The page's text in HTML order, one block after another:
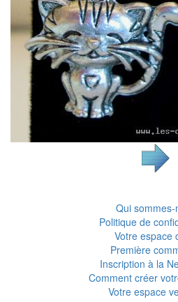
Qui sommes-
Politique de
Votre espace
Première
Inscription à la
Comment créer
Votre espace